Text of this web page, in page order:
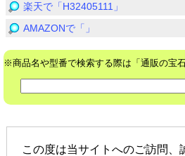
楽天で「H32405111」
AMAZONで「」
※商品名や型番で検索する際は「通販の宝
この度は当サイトへのご訪問、